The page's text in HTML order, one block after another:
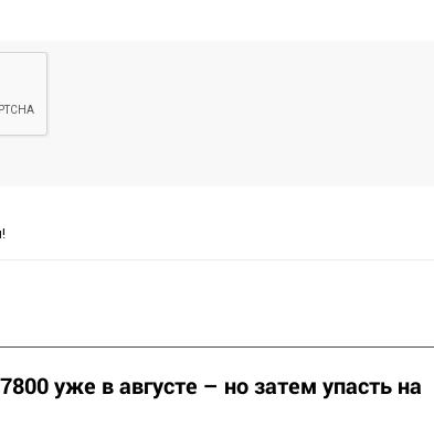
уже в августе – но затем упасть на